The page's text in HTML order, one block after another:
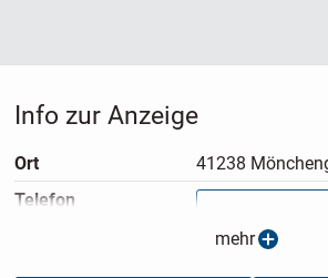
Info zur Anzeige
Ort
41238
Telefon
mehr